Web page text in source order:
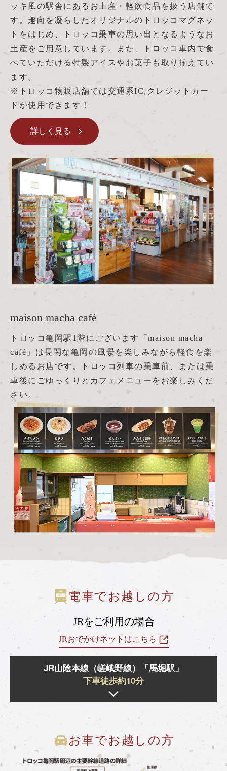
ッキ風の駅舎にあるお土産・軽飲食品を扱う店舗で
す。趣向を凝らしたオリジナルのトロッコマグネッ
トをはじめ、トロッコ乗車の思い出となるようなお
土産をご用意しています。また、トロッコ車内で食
べていただける特製アイスやお菓子も取り揃えてい
ます。
※トロッコ物販店舗では交通系IC,クレジットカー
ドが使用できます！
詳しく見る
maison macha café
トロッコ亀岡駅1階にございます「maison macha
café」は長閑な亀岡の風景を楽しみながら軽食を楽
しめるお店です。トロッコ列車の乗車前、または乗
車後にごゆっくりとカフェメニューをお楽しみくだ
さい。
電車でお越しの方
JRをご利用の場合
JRおでかけネットはこちら
JR山陰本線（嵯峨野線）「馬堀駅」
下車徒歩約10分
お車でお越しの方